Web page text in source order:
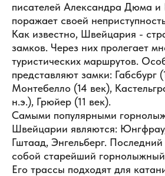
писателей Александра Дюма и
поражает своей
Как известно, Швейцария -
замков. Через них пролегает
туристических маршрутов.
представляют замки: Габсбург
Монтебелло (14 век),
н.э.), Грюйер (11 век).
Самыми популярными
Швейцарии являются:
Гштаад, Энгельберг. Последний
собой старейший
Его трассы подходят для